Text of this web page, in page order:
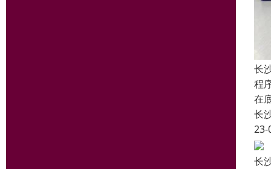
长
程
在
长
23-
长